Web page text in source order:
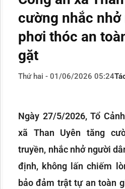
cường nhắc
phơi thóc an
gặt
Thứ hai - 01/06/2026 05:24
Ngày 27/5/2026, Tổ
xã Than Uyên tăng
truyền, nhắc nhở người
định, không lấn chiếm
bảo đảm trật tự an toàn